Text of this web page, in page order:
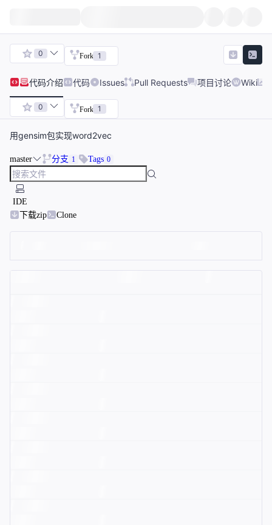
0 Fork 1
代码介绍 代码 Issues Pull Requests 项目讨论 Wiki
0 Fork 1
用gensim包实现word2vec
master 分支 1 Tags 0
IDE
下载zip
Clone